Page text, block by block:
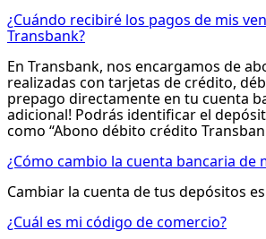
¿Cuándo recibiré los pagos de mis
Transbank?
En Transbank, nos encargamos de
realizadas con tarjetas de crédito,
prepago directamente en tu cuenta
adicional! Podrás identificar el
como “Abono débito crédito
¿Cómo cambio la cuenta bancaria de
Cambiar la cuenta de tus depósitos
¿Cuál es mi código de comercio?